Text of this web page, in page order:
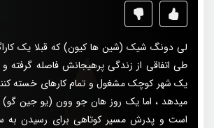
لی دونگ شیک (شین ها کیون) که قبلا یک
طی اتفاقی از زندگی پرهیجانش فاصله
یک شهر کوچک مشغول و تمام کارهای خسته
میدهد ، اما یک روز هان جو وون (یو جین گو)
است و پدرش مسیر کوتاهی برای رسیدن